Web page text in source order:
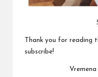
Thank you for
subscribe!
Vremena